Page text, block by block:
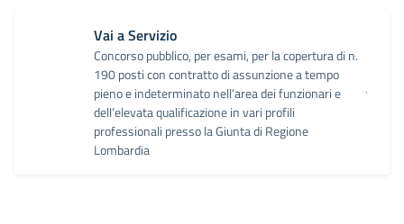
Vai a Servizio
Concorso pubblico, per esami, per la copertura di n.
190 posti con contratto di assunzione a tempo
pieno e indeterminato nell’area dei funzionari e
dell’elevata qualificazione in vari profili
professionali presso la Giunta di Regione
Lombardia